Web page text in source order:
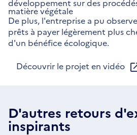
développement sur des
matière végétale
De plus, l'entreprise a pu
prêts à payer légèrement plus
d'un bénéfice écologique.
Découvrir le projet en vidéo
D'autres retours
inspirants